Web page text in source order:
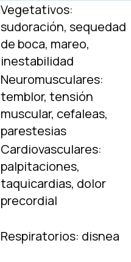
Vegetativos:
sudoración, sequedad
de boca, mareo,
inestabilidad
Neuromusculares:
temblor, tensión
muscular, cefaleas,
parestesias
Cardiovasculares:
palpitaciones,
taquicardias, dolor
precordial
Respiratorios: disnea